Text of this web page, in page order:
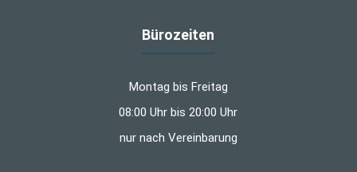
Bürozeiten
Montag bis Freitag
08:00 Uhr bis 20:00 Uhr
nur nach Vereinbarung